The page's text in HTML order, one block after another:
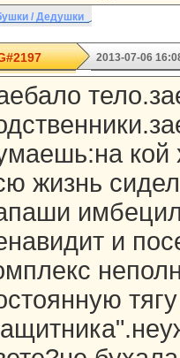
/ Дедушки
2013-07-06
кой
жизнь
и